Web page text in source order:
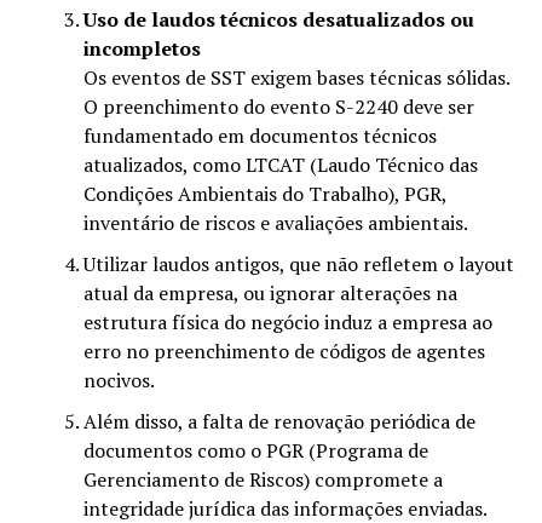
Uso de laudos técnicos desatualizados ou
incompletos
Os eventos de SST exigem bases técnicas sólidas.
O preenchimento do evento S-2240 deve ser
fundamentado em documentos técnicos
atualizados, como LTCAT (Laudo Técnico das
Condições Ambientais do Trabalho), PGR,
inventário de riscos e avaliações ambientais.
Utilizar laudos antigos, que não refletem o layout
atual da empresa, ou ignorar alterações na
estrutura física do negócio induz a empresa ao
erro no preenchimento de códigos de agentes
nocivos.
Além disso, a falta de renovação periódica de
documentos como o PGR (Programa de
Gerenciamento de Riscos) compromete a
integridade jurídica das informações enviadas.